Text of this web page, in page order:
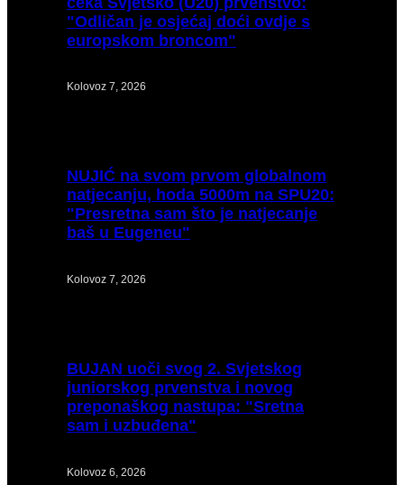
"Odličan je osjećaj doći ovdje s
europskom broncom"
Kolovoz 7, 2026
NUJIĆ na svom prvom globalnom
natjecanju, hoda 5000m na SPU20:
"Presretna sam što je natjecanje
baš u Eugeneu"
Kolovoz 7, 2026
BUJAN uoči svog 2. Svjetskog
juniorskog prvenstva i novog
preponaškog nastupa: "Sretna
sam i uzbuđena"
Kolovoz 6, 2026